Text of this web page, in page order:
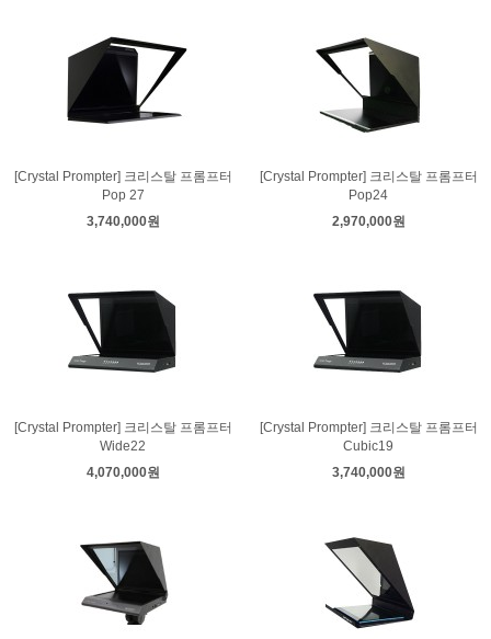
[Crystal Prompter] 크리스탈 프롬프터
Pop 27
3,740,000원
[Crystal Prompter] 크리스탈 프롬프터
Pop24
2,970,000원
[Crystal Prompter] 크리스탈 프롬프터
Wide22
4,070,000원
[Crystal Prompter] 크리스탈 프롬프터
Cubic19
3,740,000원